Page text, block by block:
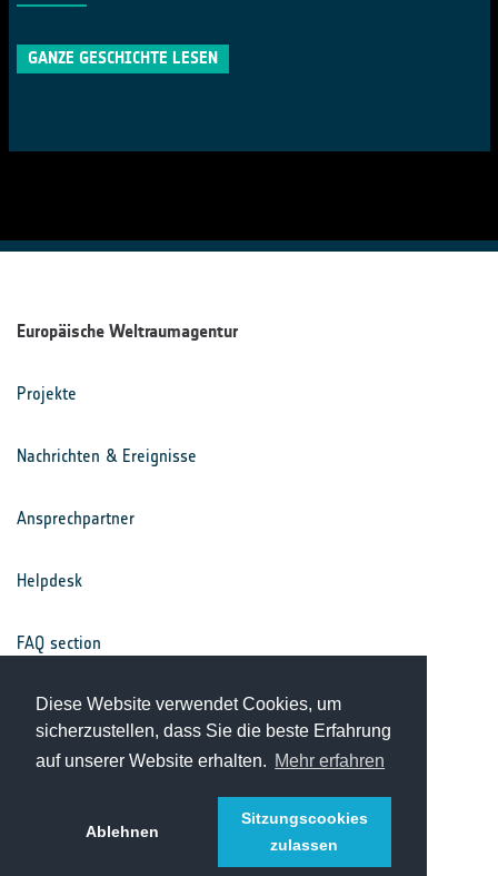
Diese Website verwendet Cookies, um
sicherzustellen, dass Sie die beste Erfahrung
auf unserer Website erhalten. Mehr erfahren
Ablehnen
Sitzungscookies
zulassen
GANZE GESCHICHTE LESEN
Europäische Weltraumagentur
Projekte
Nachrichten & Ereignisse
Ansprechpartner
Helpdesk
FAQ section
Nutzungsbedingungen
Datenschutz